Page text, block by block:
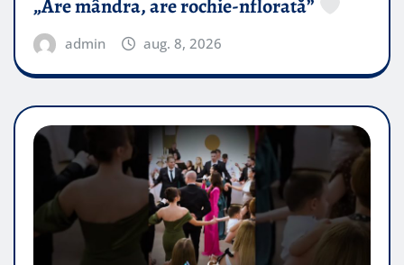
„Are mândra, are rochie-nflorată”
admin aug. 8, 2026